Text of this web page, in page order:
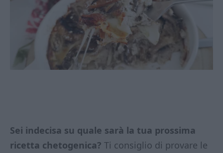
Sei indecisa su quale sarà la tua prossima
ricetta chetogenica? Ti consiglio di provare le